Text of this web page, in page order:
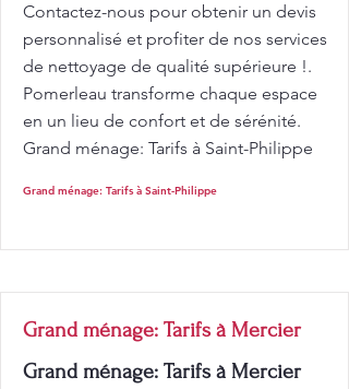
Contactez-nous pour obtenir un devis
personnalisé et profiter de nos services
de nettoyage de qualité supérieure !.
Pomerleau transforme chaque espace
en un lieu de confort et de sérénité.
Grand ménage: Tarifs à Saint-Philippe
Grand ménage: Tarifs à Saint-Philippe
Grand ménage: Tarifs à Mercier
Grand ménage: Tarifs à Mercier